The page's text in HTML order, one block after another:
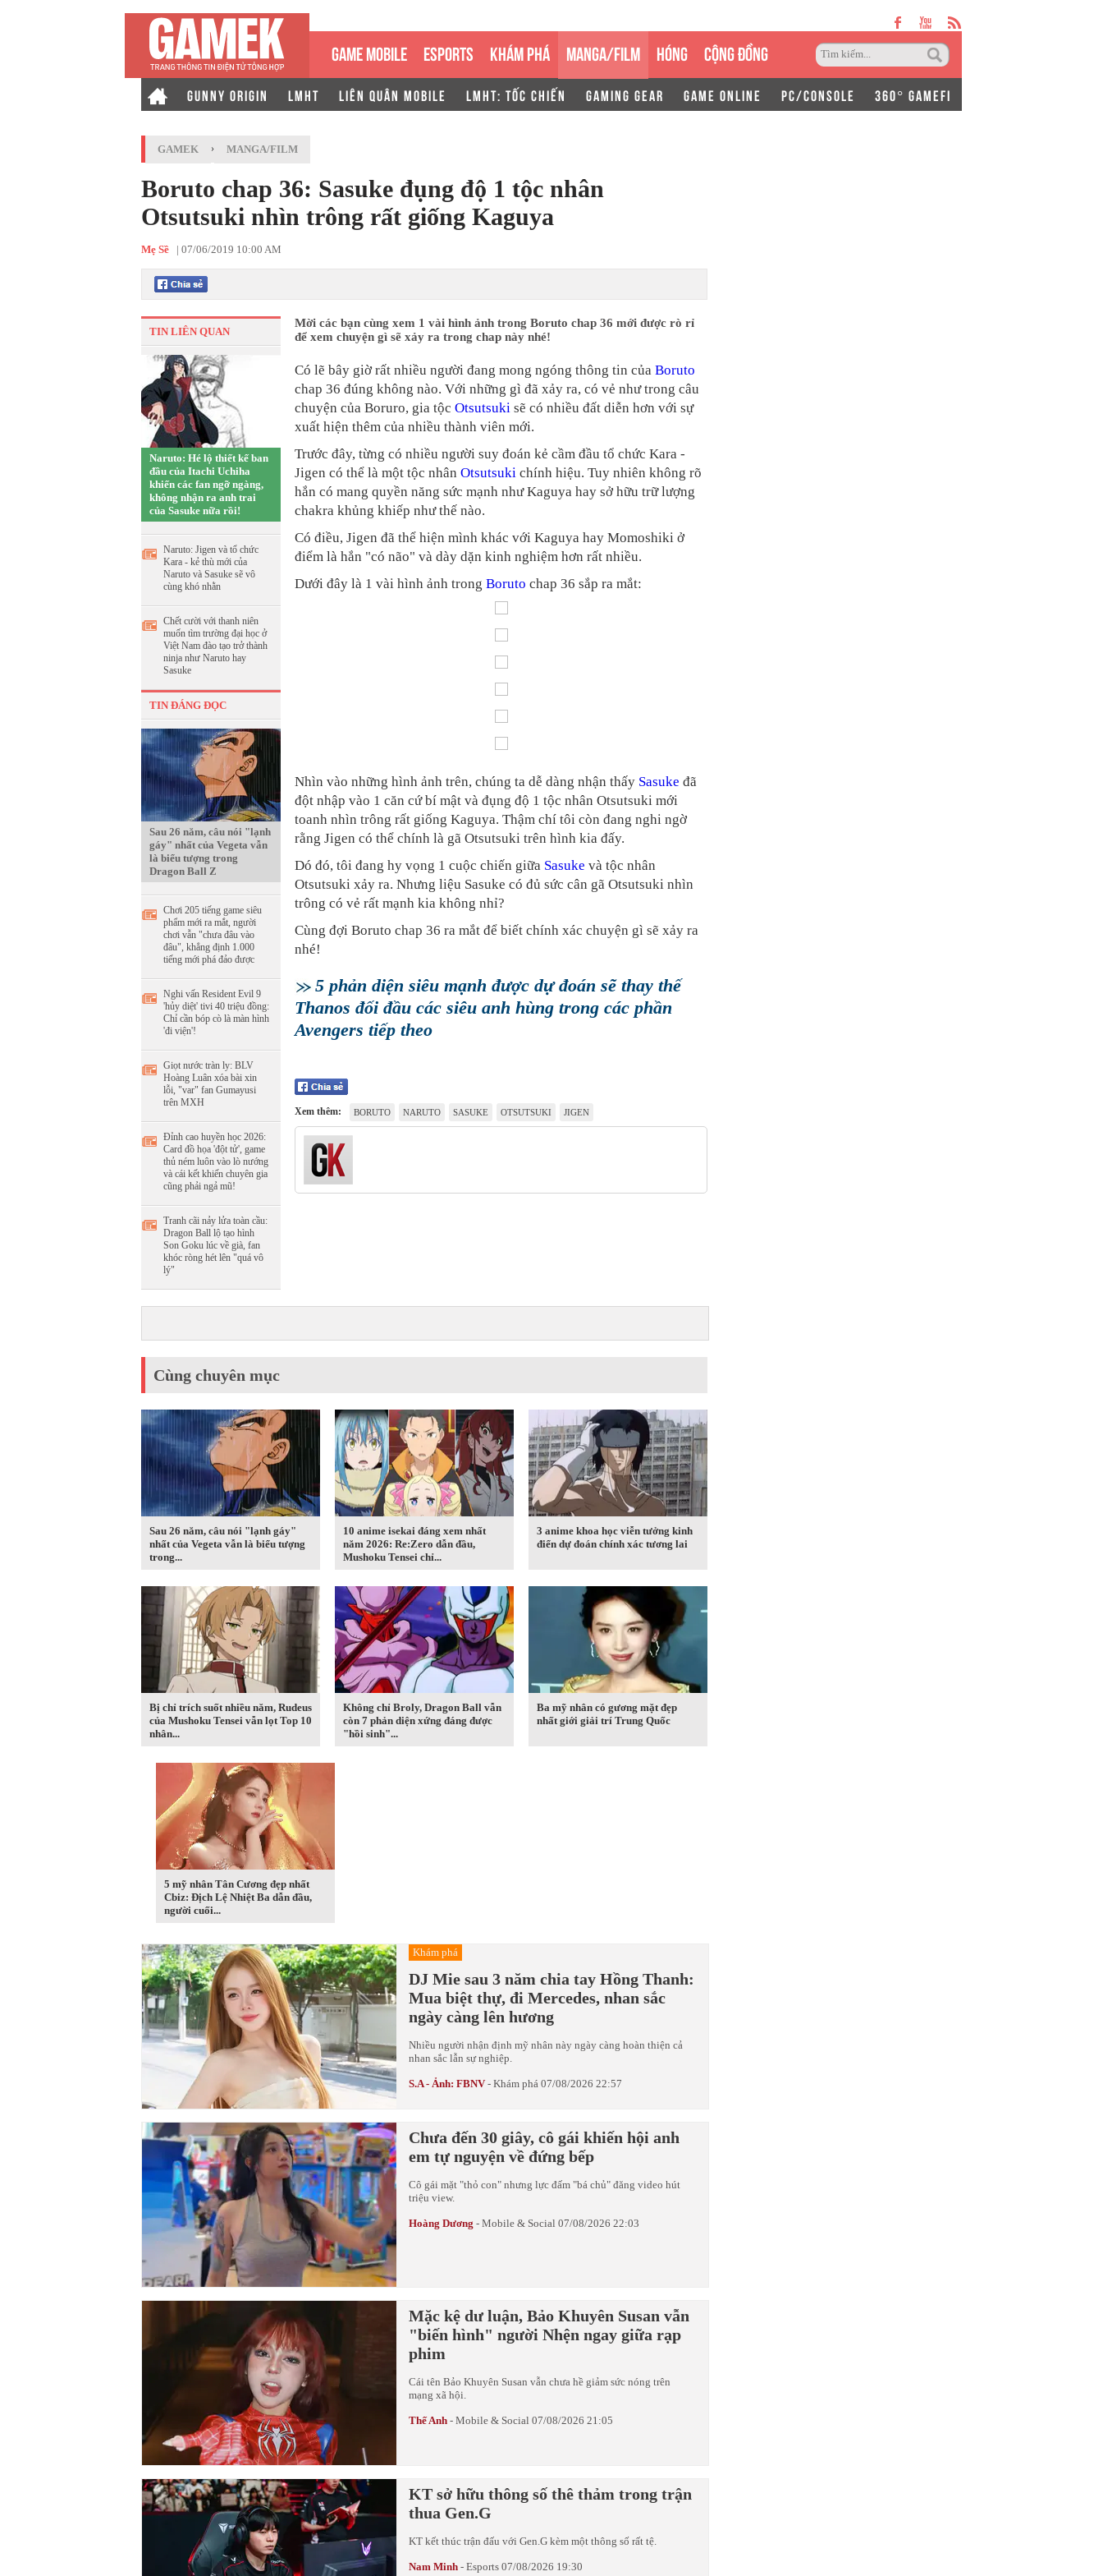
GAME MOBILE ESPORTS KHÁM PHÁ MANGA/FILM HÓNG CỘNG ĐỒNG
GUNNY ORIGIN LMHT LIÊN QUÂN MOBILE LMHT: TỐC CHIẾN GAMING GEAR GAME ONLINE PC/CONSOLE 360° GAMEFI
GAMEK › MANGA/FILM
Boruto chap 36: Sasuke đụng độ 1 tộc nhân
Otsutsuki nhìn trông rất giống Kaguya
Mẹ Sề | 07/06/2019 10:00 AM
TIN LIÊN QUAN
Naruto: Hé lộ thiết kế ban
đầu của Itachi Uchiha
khiến các fan ngỡ ngàng,
không nhận ra anh trai
của Sasuke nữa rồi!
Naruto: Jigen và tổ chức
Kara - kẻ thù mới của
Naruto và Sasuke sẽ vô
cùng khó nhằn
Chết cười với thanh niên
muốn tìm trường đại học ở
Việt Nam đào tạo trở thành
ninja như Naruto hay
Sasuke
TIN ĐÁNG ĐỌC
Sau 26 năm, câu nói "lạnh
gáy" nhất của Vegeta vẫn
là biểu tượng trong
Dragon Ball Z
Chơi 205 tiếng game siêu
phẩm mới ra mắt, người
chơi vẫn "chưa đâu vào
đâu", khẳng định 1.000
tiếng mới phá đảo được
Nghi vấn Resident Evil 9
'hủy diệt' tivi 40 triệu đồng:
Chỉ cần bóp cò là màn hình
'đi viện'!
Giọt nước tràn ly: BLV
Hoàng Luân xóa bài xin
lỗi, "var" fan Gumayusi
trên MXH
Đỉnh cao huyền học 2026:
Card đồ họa 'đột tử', game
thủ ném luôn vào lò nướng
và cái kết khiến chuyên gia
cũng phải ngả mũ!
Tranh cãi nảy lửa toàn cầu:
Dragon Ball lộ tạo hình
Son Goku lúc về già, fan
khóc ròng hét lên "quá vô
lý"
Mời các bạn cùng xem 1 vài hình ảnh trong Boruto chap 36 mới được rò rỉ
để xem chuyện gì sẽ xảy ra trong chap này nhé!
Có lẽ bây giờ rất nhiều người đang mong ngóng thông tin của Boruto
chap 36 đúng không nào. Với những gì đã xảy ra, có vẻ như trong câu
chuyện của Boruro, gia tộc Otsutsuki sẽ có nhiều đất diễn hơn với sự
xuất hiện thêm của nhiều thành viên mới.
Trước đây, từng có nhiều người suy đoán kẻ cầm đầu tổ chức Kara -
Jigen có thể là một tộc nhân Otsutsuki chính hiệu. Tuy nhiên không rõ
hắn có mang quyền năng sức mạnh như Kaguya hay sở hữu trữ lượng
chakra khủng khiếp như thế nào.
Có điều, Jigen đã thể hiện mình khác với Kaguya hay Momoshiki ở
điểm là hắn "có não" và dày dặn kinh nghiệm hơn rất nhiều.
Dưới đây là 1 vài hình ảnh trong Boruto chap 36 sắp ra mắt:
Nhìn vào những hình ảnh trên, chúng ta dễ dàng nhận thấy Sasuke đã
đột nhập vào 1 căn cứ bí mật và đụng độ 1 tộc nhân Otsutsuki mới
toanh nhìn trông rất giống Kaguya. Thậm chí tôi còn đang nghi ngờ
rằng Jigen có thể chính là gã Otsutsuki trên hình kia đấy.
Dó đó, tôi đang hy vọng 1 cuộc chiến giữa Sasuke và tộc nhân
Otsutsuki xảy ra. Nhưng liệu Sasuke có đủ sức cân gã Otsutsuki nhìn
trông có vẻ rất mạnh kia không nhỉ?
Cùng đợi Boruto chap 36 ra mắt để biết chính xác chuyện gì sẽ xảy ra
nhé!
5 phản diện siêu mạnh được dự đoán sẽ thay thế
Thanos đối đầu các siêu anh hùng trong các phần
Avengers tiếp theo
Xem thêm: BORUTO NARUTO SASUKE OTSUTSUKI JIGEN
Cùng chuyên mục
Sau 26 năm, câu nói "lạnh gáy"
nhất của Vegeta vẫn là biểu tượng
trong...
10 anime isekai đáng xem nhất
năm 2026: Re:Zero dẫn đầu,
Mushoku Tensei chỉ...
3 anime khoa học viễn tưởng kinh
điển dự đoán chính xác tương lai
Bị chỉ trích suốt nhiều năm, Rudeus
của Mushoku Tensei vẫn lọt Top 10
nhân...
Không chỉ Broly, Dragon Ball vẫn
còn 7 phản diện xứng đáng được
"hồi sinh"...
Ba mỹ nhân có gương mặt đẹp
nhất giới giải trí Trung Quốc
5 mỹ nhân Tân Cương đẹp nhất
Cbiz: Địch Lệ Nhiệt Ba dẫn đầu,
người cuối...
Khám phá
DJ Mie sau 3 năm chia tay Hồng Thanh:
Mua biệt thự, đi Mercedes, nhan sắc
ngày càng lên hương
Nhiều người nhận định mỹ nhân này ngày càng hoàn thiện cả
nhan sắc lẫn sự nghiệp.
S.A - Ảnh: FBNV- Khám phá 07/08/2026 22:57
Chưa đến 30 giây, cô gái khiến hội anh
em tự nguyện về đứng bếp
Cô gái mặt "thỏ con" nhưng lực đấm "bá chủ" đăng video hút
triệu view.
Hoàng Dương - Mobile & Social 07/08/2026 22:03
Mặc kệ dư luận, Bảo Khuyên Susan vẫn
"biến hình" người Nhện ngay giữa rạp
phim
Cái tên Bảo Khuyên Susan vẫn chưa hề giảm sức nóng trên
mạng xã hội.
Thế Anh - Mobile & Social 07/08/2026 21:05
KT sở hữu thông số thê thảm trong trận
thua Gen.G
KT kết thúc trận đấu với Gen.G kèm một thông số rất tệ.
Nam Minh - Esports 07/08/2026 19:30